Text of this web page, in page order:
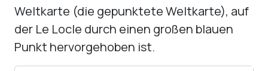
Weltkarte (die gepunktete Weltkarte), auf
der Le Locle durch einen großen blauen
Punkt hervorgehoben ist.